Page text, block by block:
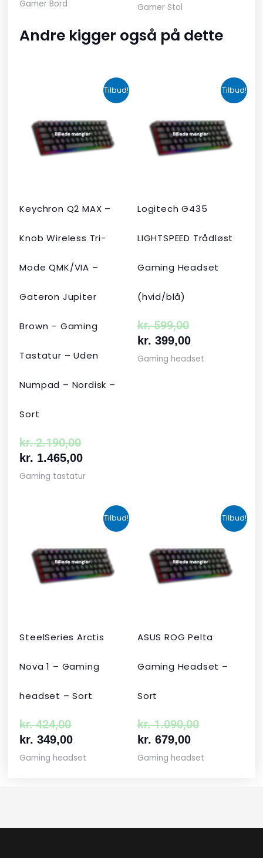
Gamer Bord Gamer Stol
Andre kigger også på dette
Tilbud!
Keychron Q2 MAX –
Knob Wireless Tri-
Mode QMK/VIA –
Gateron Jupiter
Brown – Gaming
Tastatur – Uden
Numpad – Nordisk –
Sort
kr.2.190,00
oprindelige
pris
var:
kr. 2.190,00.
kr. 1.465,00
Den
aktuelle
pris
er:
kr. 1.465,00.
Gaming tastatur
Tilbud!
Logitech G435
LIGHTSPEED Trådløst
Gaming Headset
(hvid/blå)
kr.599,00
oprindelige
pris
var:
kr. 599,00.
kr. 399,00
aktuelle
pris
er:
kr. 399,00.
Gaming headset
Tilbud!
SteelSeries Arctis
Nova 1 – Gaming
headset – Sort
kr.424,00
oprindelige
pris
var:
kr. 424,00.
kr. 349,00
aktuelle
pris
er:
kr. 349,00.
Gaming headset
Tilbud!
ASUS ROG Pelta
Gaming Headset –
Sort
kr.1.090,00
oprindelige
pris
var:
kr.
kr. 679,00
aktuelle
pris
er:
kr. 679,00.
Gaming headset